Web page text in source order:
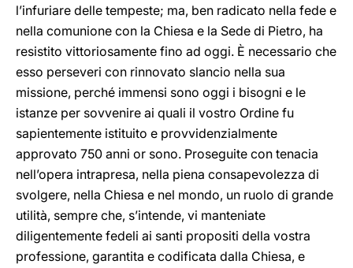
l’infuriare delle tempeste; ma, ben radicato nella fede e
nella comunione con la Chiesa e la Sede di Pietro, ha
resistito vittoriosamente fino ad oggi. È necessario che
esso perseveri con rinnovato slancio nella sua
missione, perché immensi sono oggi i bisogni e le
istanze per sovvenire ai quali il vostro Ordine fu
sapientemente istituito e provvidenzialmente
approvato 750 anni or sono. Proseguite con tenacia
nell’opera intrapresa, nella piena consapevolezza di
svolgere, nella Chiesa e nel mondo, un ruolo di grande
utilità, sempre che, s’intende, vi manteniate
diligentemente fedeli ai santi propositi della vostra
professione, garantita e codificata dalla Chiesa, e